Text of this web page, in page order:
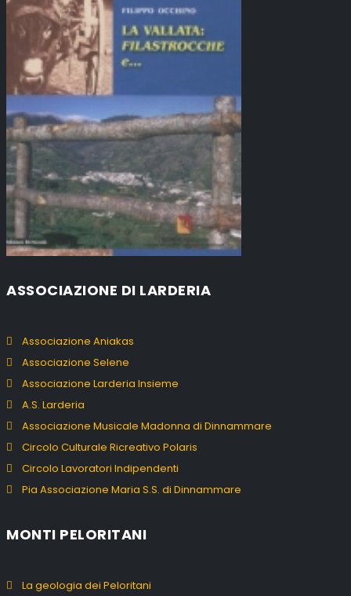
ASSOCIAZIONE DI LARDERIA
Associazione Aniakas
Associazione Selene
Associazione Larderia Insieme
A.S. Larderia
Associazione Musicale Madonna di Dinnammare
Circolo Culturale Ricreativo Polaris
Circolo Lavoratori Indipendenti
Pia Associazione Maria S.S. di Dinnammare
MONTI PELORITANI
La geologia dei Peloritani